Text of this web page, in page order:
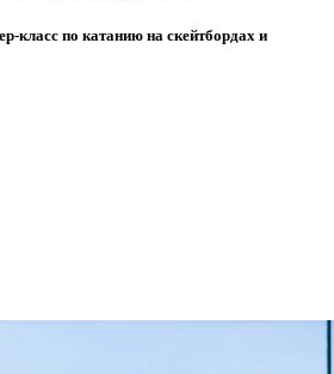
класс по катанию на скейтбордах и